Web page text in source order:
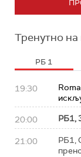
Тренутно
РБ 1
19:30
20:00 РБ1,
21:00
РБ1,